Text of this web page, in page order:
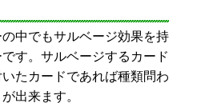
の中でもサルベージ効果を持
す。サルベージするカード
たカードであれば種類問わ
出来ます。